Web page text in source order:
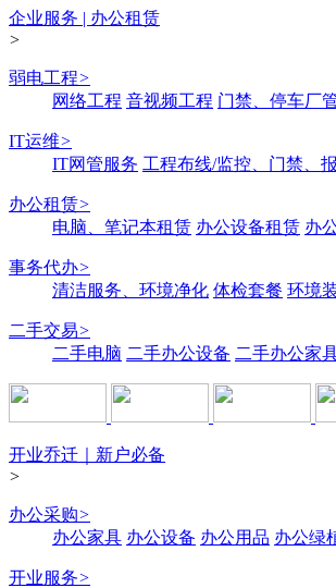
企业服务 | 办公租赁
>
弱电工程>
网络工程 音视频工程 门禁、停车厂
IT运维>
IT网管服务 工程布线/监控、门禁、
办公租赁>
电脑、笔记本租赁 办公设备租赁 办
事务代办>
清洁服务、环境净化 体检套餐 环境
二手交易>
二手电脑 二手办公设备 二手办公家
开业乔迁｜新户必备
>
办公采购>
办公家具 办公设备 办公用品 办公绿
开业服务>